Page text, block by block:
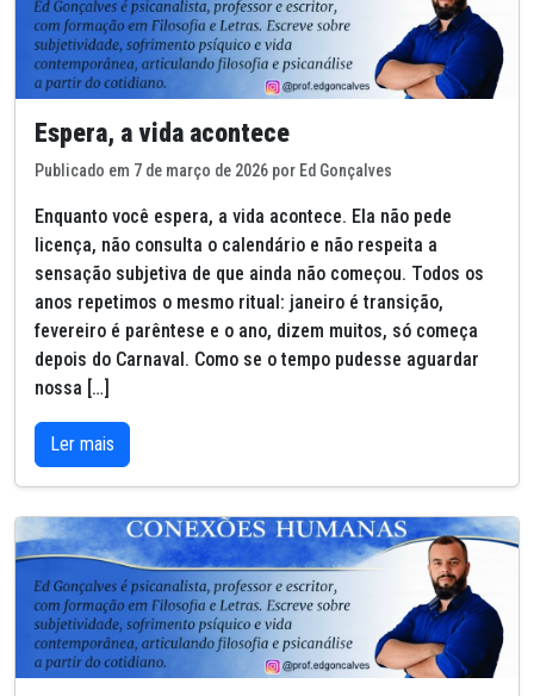
Espera, a vida acontece
Publicado em 7 de março de 2026 por Ed Gonçalves
Enquanto você espera, a vida acontece. Ela não pede
licença, não consulta o calendário e não respeita a
sensação subjetiva de que ainda não começou. Todos os
anos repetimos o mesmo ritual: janeiro é transição,
fevereiro é parêntese e o ano, dizem muitos, só começa
depois do Carnaval. Como se o tempo pudesse aguardar
nossa […]
Ler mais